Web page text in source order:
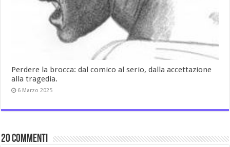
Perdere la brocca: dal comico al serio, dalla accettazione
alla tragedia.
6 Marzo 2025
20 commenti